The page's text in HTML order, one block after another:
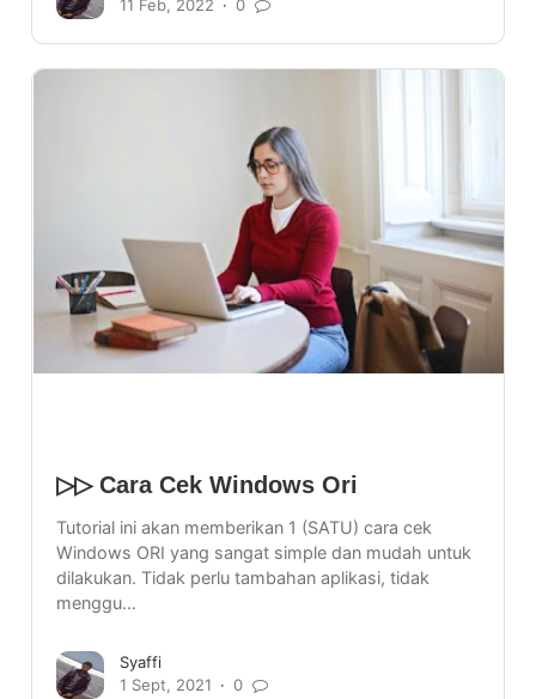
11 Feb, 2022 0
▷▷ Cara Cek Windows Ori
Tutorial ini akan memberikan 1 (SATU) cara cek
Windows ORI yang sangat simple dan mudah untuk
dilakukan. Tidak perlu tambahan aplikasi, tidak
menggu…
Syaffi
1 Sept, 2021
0